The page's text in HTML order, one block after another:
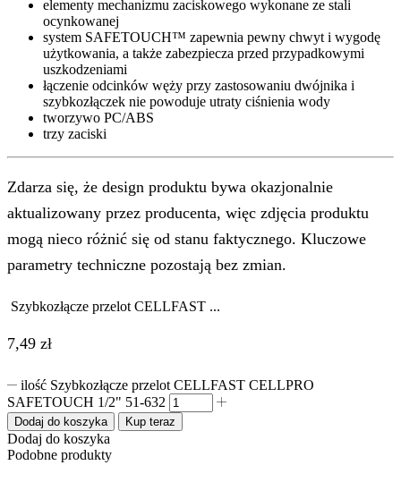
elementy mechanizmu zaciskowego wykonane ze stali
ocynkowanej
system SAFETOUCH™ zapewnia pewny chwyt i wygodę
użytkowania, a także zabezpiecza przed przypadkowymi
uszkodzeniami
łączenie odcinków węży przy zastosowaniu dwójnika i
szybkozłączek nie powoduje utraty ciśnienia wody
tworzywo PC/ABS
trzy zaciski
Zdarza się, że design produktu bywa okazjonalnie
aktualizowany przez producenta, więc zdjęcia produktu
mogą nieco różnić się od stanu faktycznego. Kluczowe
parametry techniczne pozostają bez zmian.
Szybkozłącze przelot CELLFAST ...
7,49 zł
ilość Szybkozłącze przelot CELLFAST CELLPRO
SAFETOUCH 1/2" 51-632
Dodaj do koszyka Kup teraz
Dodaj do koszyka
Podobne produkty